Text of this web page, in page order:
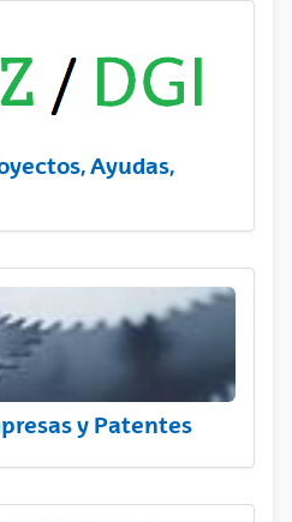
Ayudas,
y Patentes